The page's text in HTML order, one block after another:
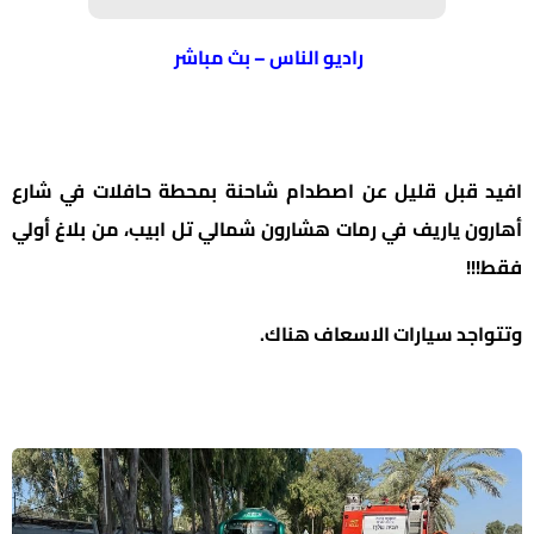
راديو الناس – بث مباشر
قبل قليل عن اصطدام شاحنة بمحطة حافلات في شارع
ياريف في رمات هشارون شمالي تل ابيب، من بلاغ أولي
سيارات الاسعاف هناك.